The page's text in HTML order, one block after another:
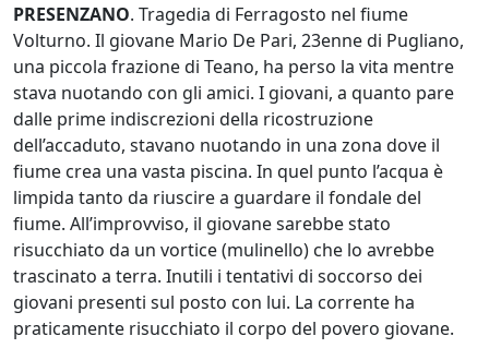
PRESENZANO. Tragedia di Ferragosto nel fiume
Volturno. Il giovane Mario De Pari, 23enne di Pugliano,
una piccola frazione di Teano, ha perso la vita mentre
stava nuotando con gli amici. I giovani, a quanto pare
dalle prime indiscrezioni della ricostruzione
dell’accaduto, stavano nuotando in una zona dove il
fiume crea una vasta piscina. In quel punto l’acqua è
limpida tanto da riuscire a guardare il fondale del
fiume. All’improvviso, il giovane sarebbe stato
risucchiato da un vortice (mulinello) che lo avrebbe
trascinato a terra. Inutili i tentativi di soccorso dei
giovani presenti sul posto con lui. La corrente ha
praticamente risucchiato il corpo del povero giovane.